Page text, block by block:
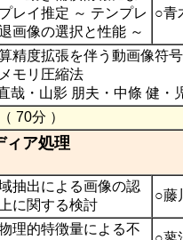
レイ推定 ～ テンプレ
画像の選択と性能 ～
○青
精度拡張を伴う動画像符
モリ圧縮法
哉・山影 朋夫・中條 健・
70分 ）
ィア処理
抽出による画像の認
に関する検討
○藤
理的特徴量による不